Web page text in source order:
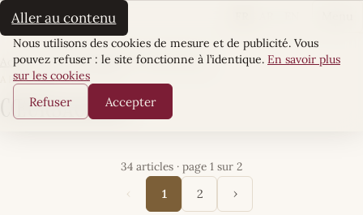
Aller au contenu
La Sultane
Accueil·Écrin Quotidien· CœursÀCorps
ARTICLES
CœursÀCorps
34 articles · page 1 sur 2
‹
1 2 ›
Cookies
Nous utilisons des cookies de mesure et de publicité. Vous
pouvez refuser : le site fonctionne à l’identique. En savoir plus
sur les cookies
Refuser Accepter